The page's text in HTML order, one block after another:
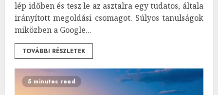
lép időben és tesz le az asztalra egy tudatos, általa
irányított megoldási csomagot. Súlyos tanulságok
miközben a Google...
TOVÁBBI RÉSZLETEK
5 minutes read